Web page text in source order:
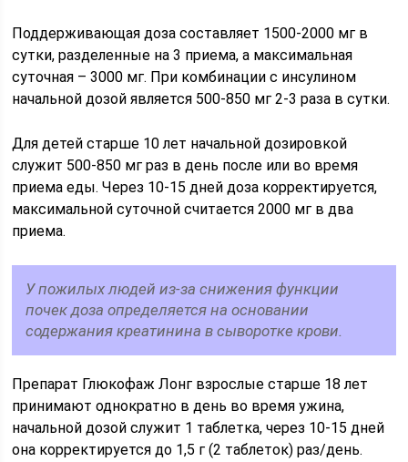
Поддерживающая доза составляет 1500-2000 мг в
сутки, разделенные на 3 приема, а максимальная
суточная – 3000 мг. При комбинации с инсулином
начальной дозой является 500-850 мг 2-3 раза в сутки.
Для детей старше 10 лет начальной дозировкой
служит 500-850 мг раз в день после или во время
приема еды. Через 10-15 дней доза корректируется,
максимальной суточной считается 2000 мг в два
приема.
У пожилых людей из-за снижения функции
почек доза определяется на основании
содержания креатинина в сыворотке крови.
Препарат Глюкофаж Лонг взрослые старше 18 лет
принимают однократно в день во время ужина,
начальной дозой служит 1 таблетка, через 10-15 дней
она корректируется до 1,5 г (2 таблеток) раз/день.